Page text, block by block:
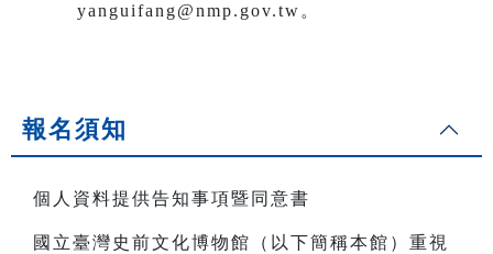
yanguifang@nmp.gov.tw。
報名須知
個人資料提供告知事項暨同意書
國立臺灣史前文化博物館（以下簡稱本館）重視